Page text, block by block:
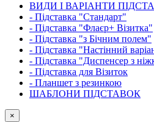
ВИДИ І ВАРІАНТИ
- Підставка "Стандарт"
- Підставка "Флаєр+ Візитка"
- Підставка "з Бічним полем"
- Підставка "Настінний
- Підставка "Диспенсер з
- Підставка для Візиток
- Планшет з резинкою
ШАБЛОНИ ПІДСТАВОК
×